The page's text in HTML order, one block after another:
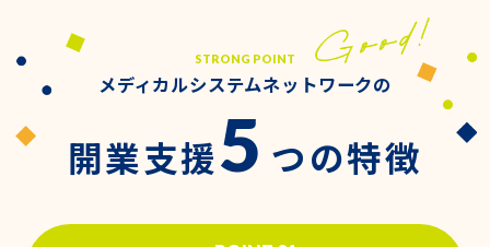
STRONG POINT
メディカルシステムネットワークの
開業支援5 つの特徴